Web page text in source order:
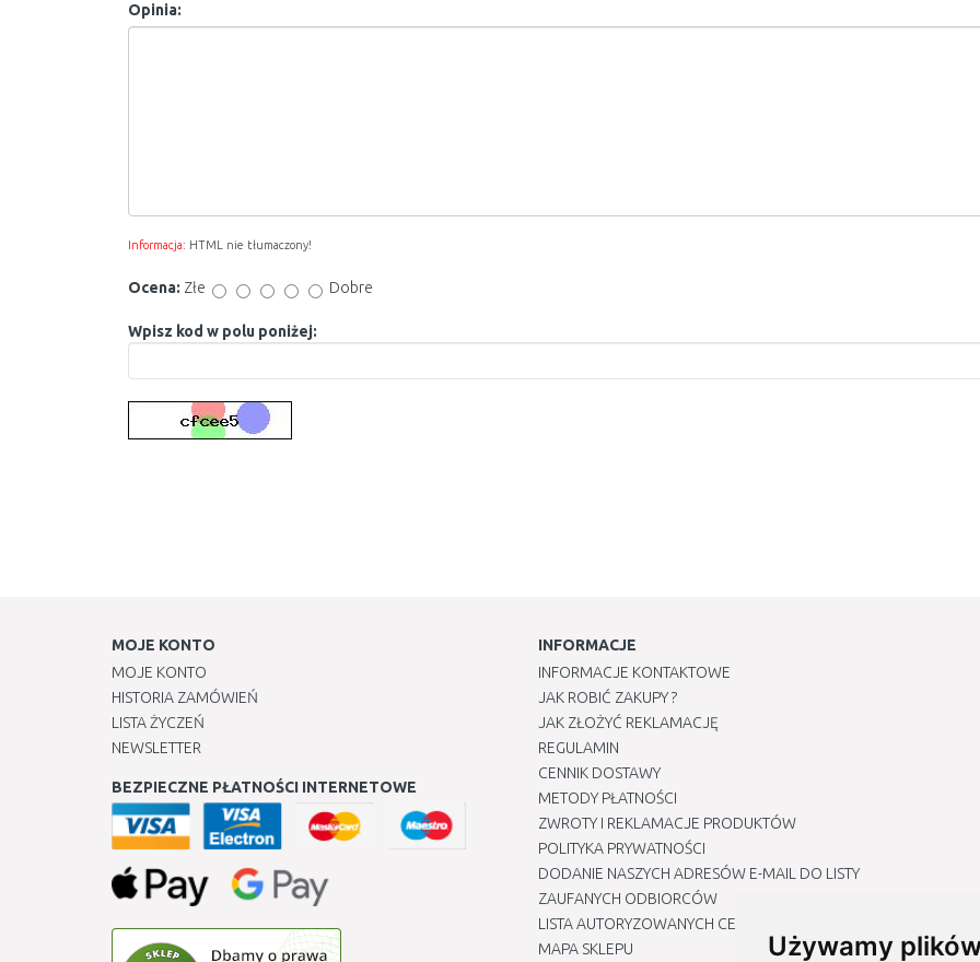
Używamy
Opinia:
Informacja: HTML nie tłumaczony!
Ocena: Złe Dobre
Wpisz kod w polu poniżej:
MOJE KONTO
MOJE KONTO
HISTORIA ZAMÓWIEŃ
LISTA ŻYCZEŃ
NEWSLETTER
BEZPIECZNE PŁATNOŚCI INTERNETOWE
INFORMACJE
INFORMACJE KONTAKTOWE
JAK ROBIĆ ZAKUPY ?
JAK ZŁOŻYĆ REKLAMACJĘ
REGULAMIN
CENNIK DOSTAWY
METODY PŁATNOŚCI
ZWROTY I REKLAMACJE PRODUKTÓW
POLITYKA PRYWATNOŚCI
DODANIE NASZYCH ADRESÓW E-MAIL DO LISTY
ZAUFANYCH ODBIORCÓW
LISTA AUTORYZOWANYCH CENTRÓW SERWISOWYCH
MAPA SKLEPU